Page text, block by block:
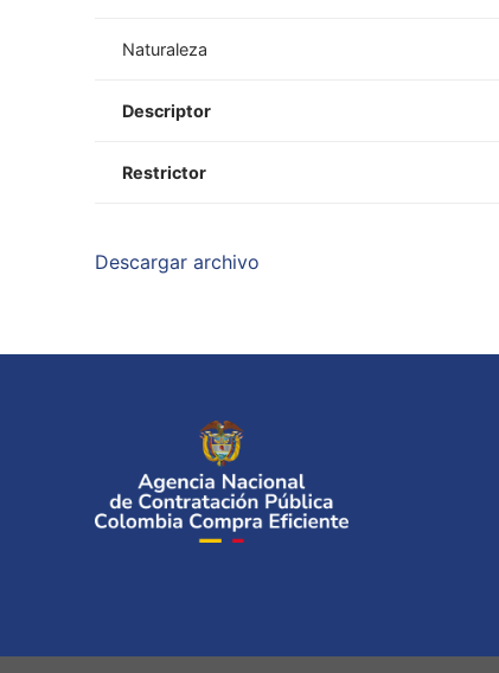
Naturaleza
Descriptor
Restrictor
Descargar archivo